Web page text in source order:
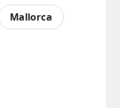
Mallorca